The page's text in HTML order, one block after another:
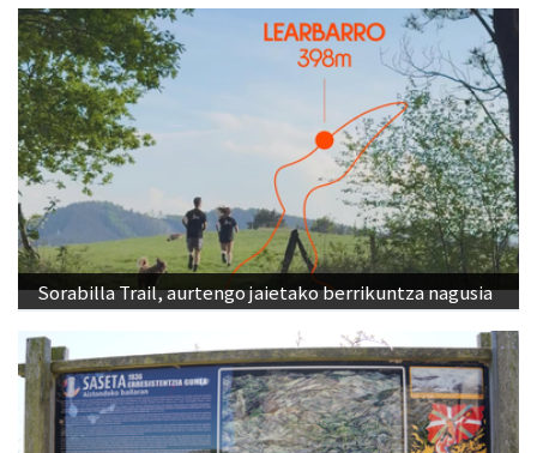
Sorabilla Trail, aurtengo jaietako berrikuntza nagusia